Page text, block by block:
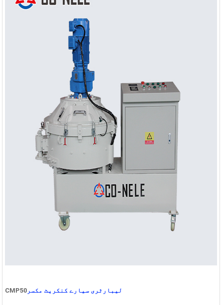
CMP50 لیبارٹری سیارے کنکریٹ مکسر